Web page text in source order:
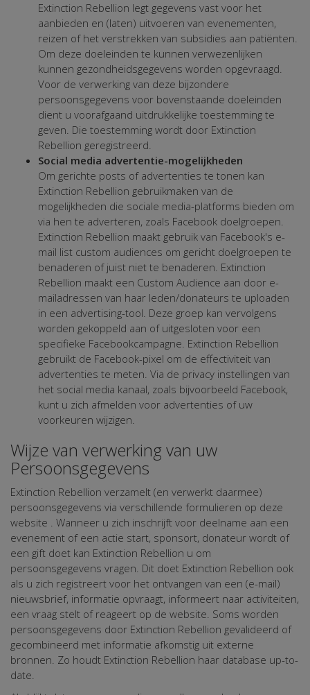
Extinction Rebellion legt gegevens vast voor het
aanbieden en (laten) uitvoeren van evenementen,
reizen of het verstrekken van subsidies aan patiënten.
Om deze doeleinden te kunnen verwezenlijken
kunnen gezondheidsgegevens worden opgevraagd.
Voor de verwerking van deze bijzondere
persoonsgegevens voor bovenstaande doeleinden
dient u voorafgaand uitdrukkelijke toestemming te
geven. Die toestemming wordt door Extinction
Rebellion geregistreerd.
Social media advertentie-mogelijkheden
Om gerichte posts of advertenties te tonen kan
Extinction Rebellion gebruikmaken van de
mogelijkheden die sociale media-platforms bieden om
via hen te adverteren, zoals Facebook doelgroepen.
Extinction Rebellion maakt gebruik van Facebook's e-
mail list custom audiences om gericht doelgroepen te
benaderen of juist niet te benaderen. Extinction
Rebellion maakt een Custom Audience aan door e-
mailadressen van haar leden/donateurs te uploaden
in een advertising-tool. Deze groep kan vervolgens
worden gekoppeld aan of uitgesloten voor een
specifieke Facebookcampagne. Extinction Rebellion
gebruikt de Facebook-pixel om de effectiviteit van
advertenties te meten. Via de privacy instellingen van
het social media kanaal, zoals bijvoorbeeld Facebook,
kunt u zich afmelden voor advertenties of uw
voorkeuren wijzigen.
Wijze van verwerking van uw
Persoonsgegevens
Extinction Rebellion verzamelt (en verwerkt daarmee)
persoonsgegevens via verschillende formulieren op deze
website . Wanneer u zich inschrijft voor deelname aan een
evenement of een actie start, sponsort, donateur wordt of
een gift doet kan Extinction Rebellion u om
persoonsgegevens vragen. Dit doet Extinction Rebellion ook
als u zich registreert voor het ontvangen van een (e-mail)
nieuwsbrief, informatie opvraagt, informeert naar activiteiten,
een vraag stelt of reageert op de website. Soms worden
persoonsgegevens door Extinction Rebellion gevalideerd of
gecombineerd met informatie afkomstig uit externe
bronnen. Zo houdt Extinction Rebellion haar database up-to-
date.